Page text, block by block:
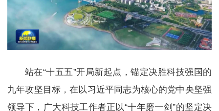
站在“十五五”开局新起点，锚定决胜科技强国的
九年攻坚目标，在以习近平同志为核心的党中央坚强
领导下，广大科技工作者正以“十年磨一剑”的坚定决